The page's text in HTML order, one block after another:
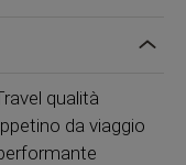
qualità
da viaggio